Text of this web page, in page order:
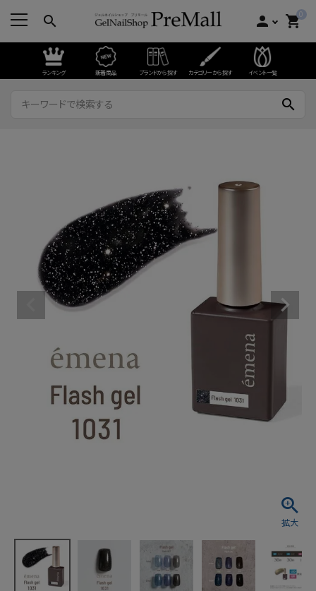
search person 0
shopping_cart
ランキング 新着商品 ブランドから探す カテゴリーから探す イベント一覧
search